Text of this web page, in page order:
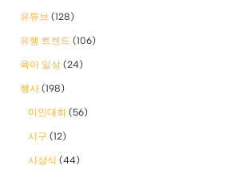
유튜브 (128)
유행 트렌드 (106)
육아 일상 (24)
행사 (198)
미인대회 (56)
시구 (12)
시상식 (44)